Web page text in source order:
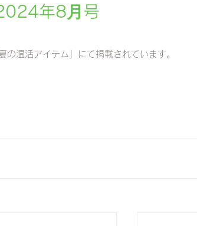
年8⽉号
の温活アイテム 」にて掲載されています。